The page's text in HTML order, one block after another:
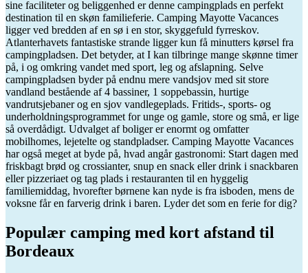
sine faciliteter og beliggenhed er denne campingplads en perfekt
destination til en skøn familieferie. Camping Mayotte Vacances
ligger ved bredden af ​​en sø i en stor, skyggefuld fyrreskov.
Atlanterhavets fantastiske strande ligger kun få minutters kørsel fra
campingpladsen. Det betyder, at I kan tilbringe mange skønne timer
på, i og omkring vandet med sport, leg og afslapning. Selve
campingpladsen byder på endnu mere vandsjov med sit store
vandland bestående af 4 bassiner, 1 soppebassin, hurtige
vandrutsjebaner og en sjov vandlegeplads. Fritids-, sports- og
underholdningsprogrammet for unge og gamle, store og små, er lige
så overdådigt. Udvalget af boliger er enormt og omfatter
mobilhomes, lejetelte og standpladser. Camping Mayotte Vacances
har også meget at byde på, hvad angår gastronomi: Start dagen med
friskbagt brød og crossianter, snup en snack eller drink i snackbaren
eller pizzeriaet og tag plads i restauranten til en hyggelig
familiemiddag, hvorefter børnene kan nyde is fra isboden, mens de
voksne får en farverig drink i baren. Lyder det som en ferie for dig?
Populær camping med kort afstand til
Bordeaux